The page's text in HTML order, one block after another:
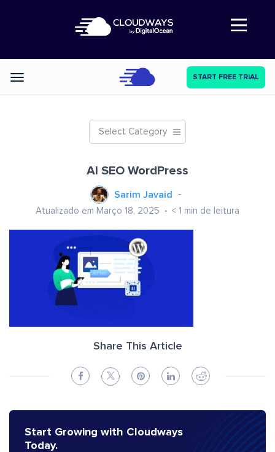
Abre a navegação
Categories START FREE TRIAL
Select Category
AI SEO WordPress
Sarim Javaid
Atualizado em Março 18, 2025 < 1 min de leitura
Share This Article
Start Growing with Cloudways
Today.